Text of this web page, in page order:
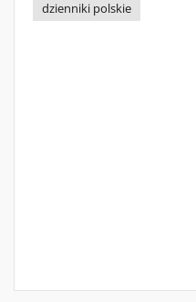
dzienniki polskie